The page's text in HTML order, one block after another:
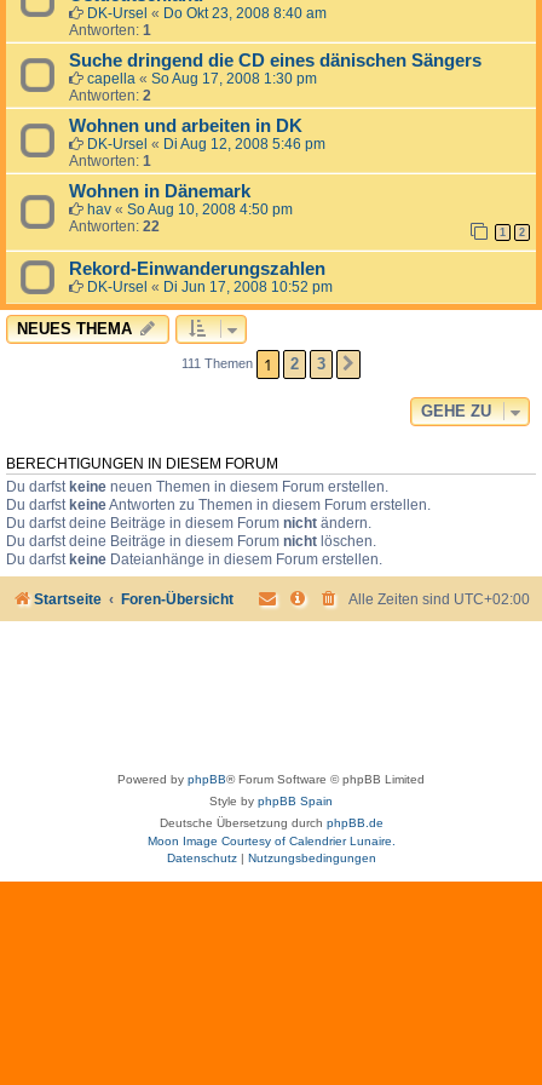
DK-Ursel « Do Okt 23, 2008 8:40 am
Antworten: 1
Suche dringend die CD eines dänischen Sängers
capella « So Aug 17, 2008 1:30 pm
Antworten: 2
Wohnen und arbeiten in DK
DK-Ursel « Di Aug 12, 2008 5:46 pm
Antworten: 1
Wohnen in Dänemark
hav « So Aug 10, 2008 4:50 pm
Antworten: 22 1 2
Rekord-Einwanderungszahlen
DK-Ursel « Di Jun 17, 2008 10:52 pm
NEUES THEMA
111 Themen 1 2 3
GEHE ZU
BERECHTIGUNGEN IN DIESEM FORUM
Du darfst keine neuen Themen in diesem Forum erstellen.
Du darfst keineAntworten zu Themen in diesem Forum erstellen.
Du darfst deine Beiträge in diesem Forum nicht ändern.
Du darfst deine Beiträge in diesem Forum nicht löschen.
Du darfst keine Dateianhänge in diesem Forum erstellen.
Startseite Foren-Übersicht Alle Zeiten sind UTC+02:00
Powered by phpBB® Forum Software © phpBB Limited
Style by phpBB Spain
Deutsche Übersetzung durch phpBB.de
Moon Image Courtesy of Calendrier Lunaire.
Datenschutz| Nutzungsbedingungen